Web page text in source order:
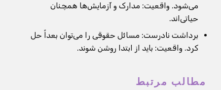
می‌شود. واقعیت: مدارک و آزمایش‌ها همچنان
حیاتی‌اند.
برداشت نادرست: مسائل حقوقی را می‌توان بعداً حل
کرد. واقعیت: باید از ابتدا روشن شوند.
مطالب مرتبط